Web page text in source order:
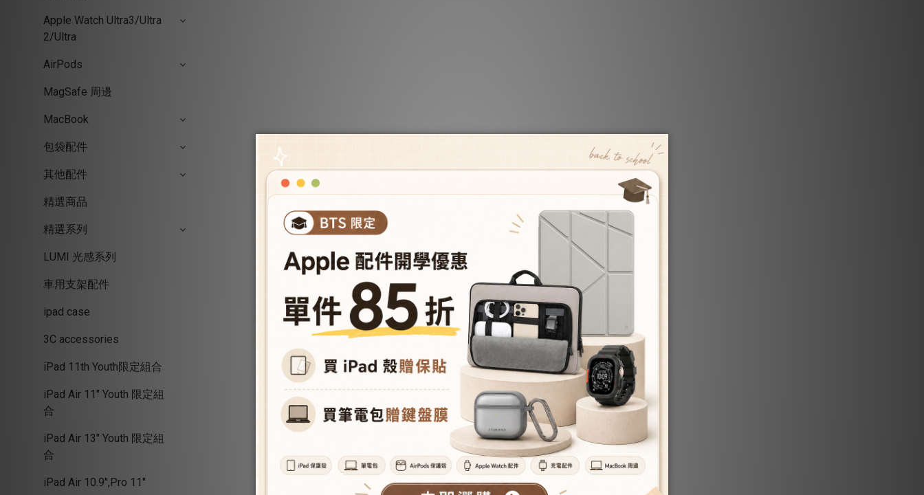
Apple Watch Ultra3/Ultra
2/Ultra
AirPods
MagSafe 周邊
MacBook
包袋配件
其他配件
精選商品
精選系列
LUMI 光感系列
車用支架配件
ipad case
3C accessories
iPad 11th Youth限定組合
iPad Air 11" Youth 限定組
合
iPad Air 13" Youth 限定組
合
iPad Air 10.9'',Pro 11''